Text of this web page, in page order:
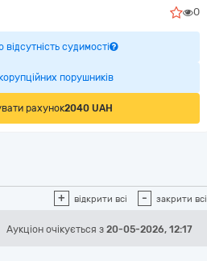
0
відсутність судимості
порушників
рахунок2040 UAH
+ відкрити всі - закрити всі
Аукціон очікується з 20-05-2026, 12:17